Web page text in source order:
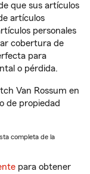
que sus artículos
artículos
personales
cobertura de
para
o pérdida.
Van Rossum en
de propiedad
completa de la
para obtener